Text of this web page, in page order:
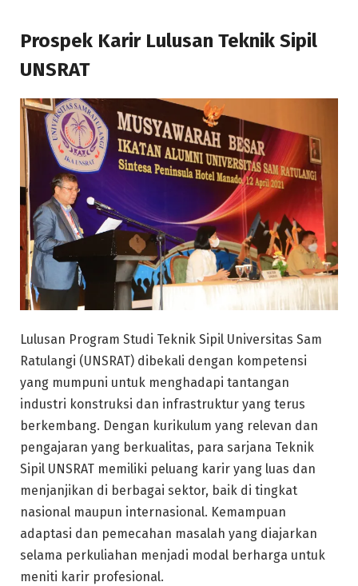
Prospek Karir Lulusan Teknik Sipil
UNSRAT
Lulusan Program Studi Teknik Sipil Universitas Sam
Ratulangi (UNSRAT) dibekali dengan kompetensi
yang mumpuni untuk menghadapi tantangan
industri konstruksi dan infrastruktur yang terus
berkembang. Dengan kurikulum yang relevan dan
pengajaran yang berkualitas, para sarjana Teknik
Sipil UNSRAT memiliki peluang karir yang luas dan
menjanjikan di berbagai sektor, baik di tingkat
nasional maupun internasional. Kemampuan
adaptasi dan pemecahan masalah yang diajarkan
selama perkuliahan menjadi modal berharga untuk
meniti karir profesional.